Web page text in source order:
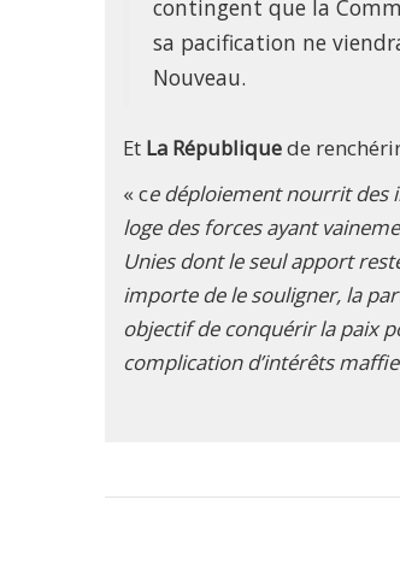
contingent que la
sa pacification ne
Nouveau.
Et La Républiquede
« ce déploiement nourrit des
loge des forces ayant
Unies dont le seul apport
importe de le souligner, la
objectif de conquérir la paix
complication d’intérêts